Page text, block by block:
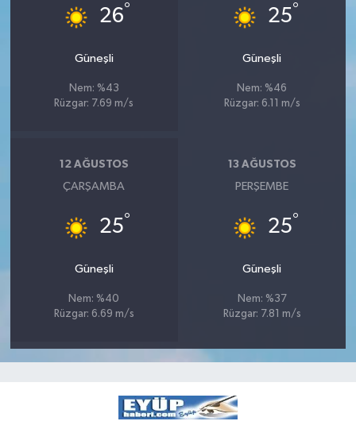
26°
Güneşli
Nem: %43
Rüzgar: 7.69 m/s
25°
Güneşli
Nem: %46
Rüzgar: 6.11 m/s
12 AĞUSTOS
ÇARŞAMBA
25°
Güneşli
Nem: %40
Rüzgar: 6.69 m/s
13 AĞUSTOS
PERŞEMBE
25°
Güneşli
Nem: %37
Rüzgar: 7.81 m/s